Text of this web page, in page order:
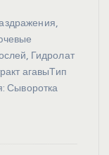
Гидролат
агавыТип
Сыворотка